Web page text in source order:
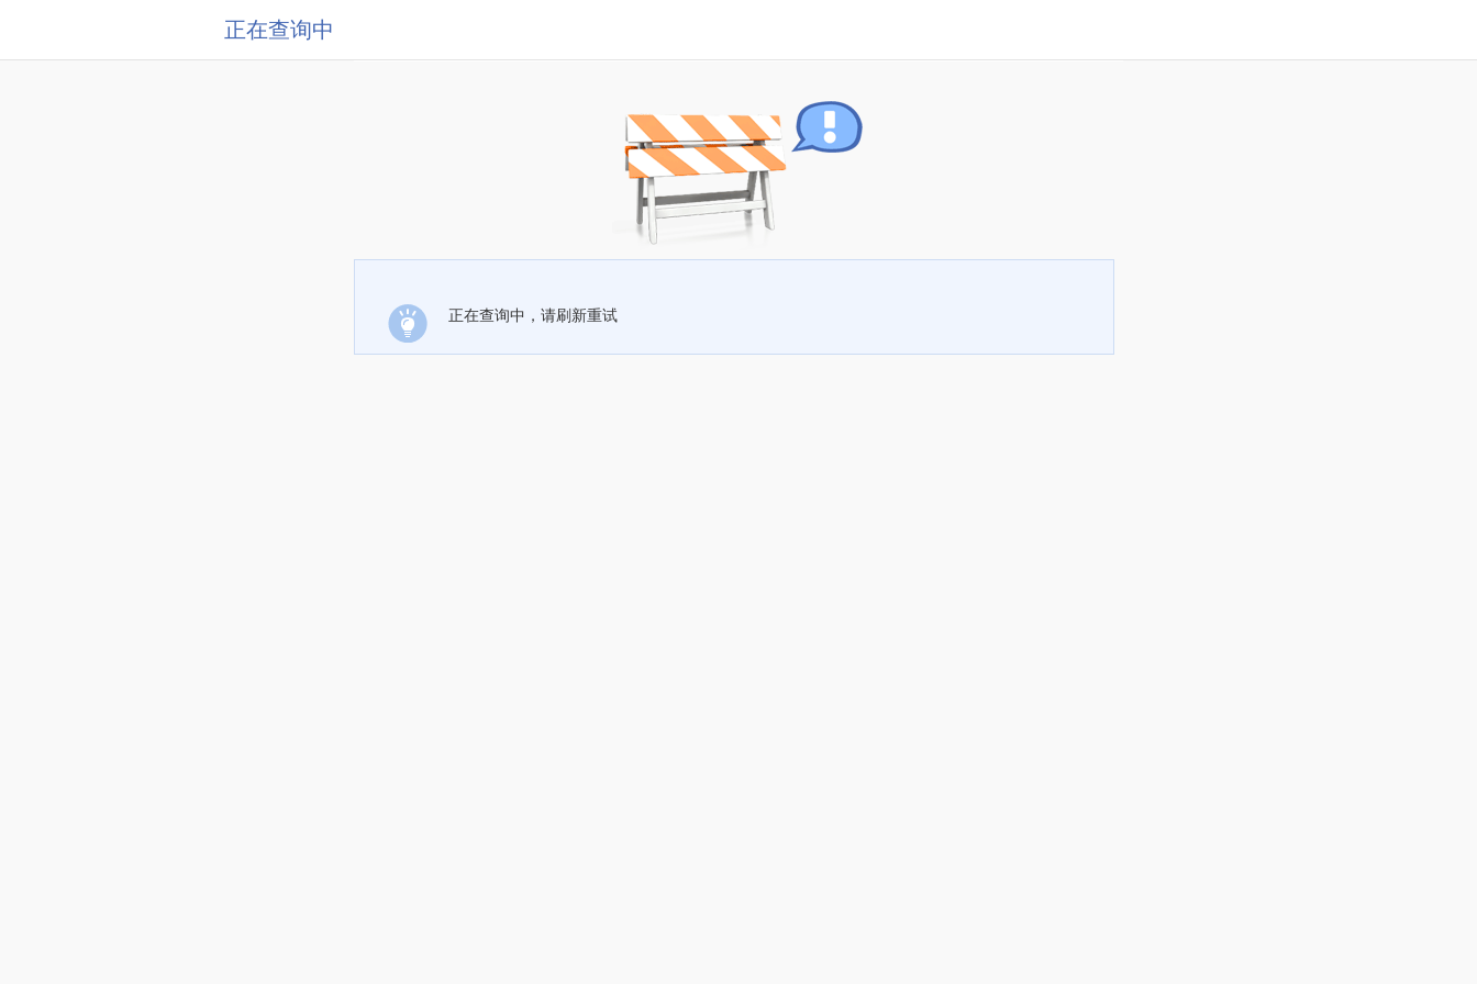
正在查询中
正在查询中，请刷新重试